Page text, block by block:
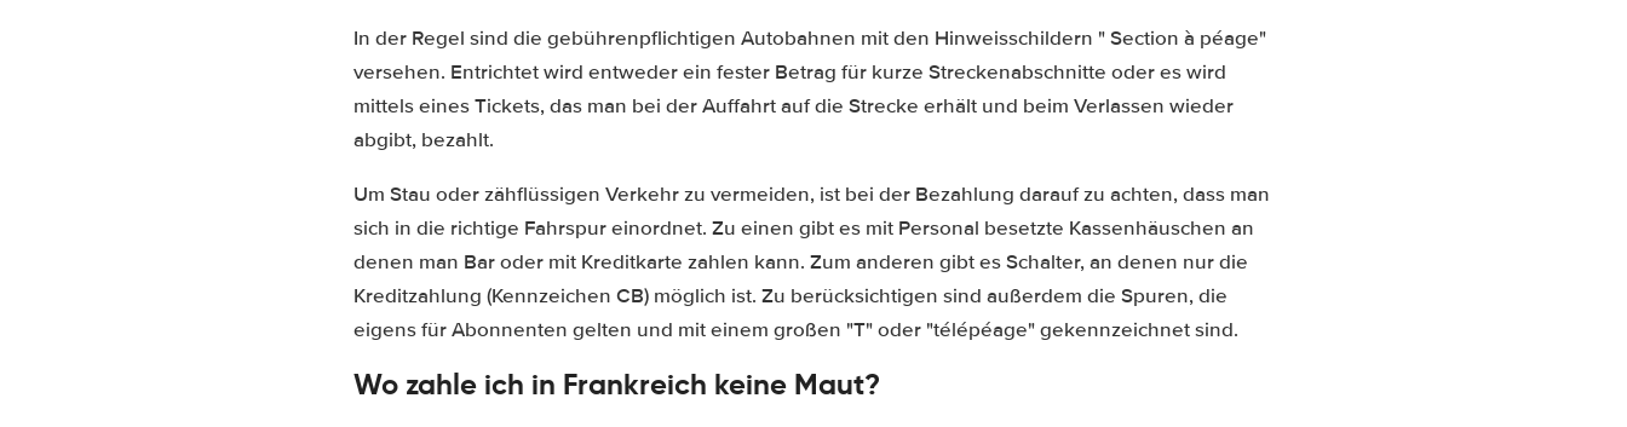
In der Regel sind die gebührenpflichtigen Autobahnen mit den Hinweisschildern " Section à péage"
versehen. Entrichtet wird entweder ein fester Betrag für kurze Streckenabschnitte oder es wird
mittels eines Tickets, das man bei der Auffahrt auf die Strecke erhält und beim Verlassen wieder
abgibt, bezahlt.
Um Stau oder zähflüssigen Verkehr zu vermeiden, ist bei der Bezahlung darauf zu achten, dass man
sich in die richtige Fahrspur einordnet. Zu einen gibt es mit Personal besetzte Kassenhäuschen an
denen man Bar oder mit Kreditkarte zahlen kann. Zum anderen gibt es Schalter, an denen nur die
Kreditzahlung (Kennzeichen CB) möglich ist. Zu berücksichtigen sind außerdem die Spuren, die
eigens für Abonnenten gelten und mit einem großen "T" oder "télépéage" gekennzeichnet sind.
Wo zahle ich in Frankreich keine Maut?